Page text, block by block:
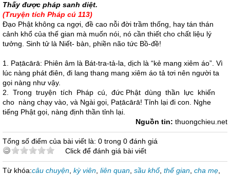
Thấy được pháp sanh diệt.
(Truyện tích Pháp cú 113)
Đạo Phật không ca ngợi, đề cao nỗi đời trầm thống, hay tán thán
cảnh khổ của thế gian mà muốn nói, nó cần thiết cho chất liệu lý
tưởng. Sinh tử là Niết- bàn, phiền não tức Bồ-đề!
1. Paṭācārā: Phiên âm là Bát-tra-tả-la, dịch là “kẻ mang xiêm áo”. Vì
lúc nàng phát điên, đi lang thang mang xiêm áo tả tơi nên người ta
gọi nàng như vậy.
2. Trong truyện tích Pháp cú, đức Phật dùng thần lực khiến
cho nàng chạy vào, và Ngài gọi, Paṭācārā! Tỉnh lại đi con. Nghe
tiếng Phật gọi, nàng định thần tỉnh lại.
Nguồn tin: thuongchieu.net
Tổng số điểm của bài viết là: 0 trong 0 đánh giá
Click để đánh giá bài viết
Từ khóa:câu chuyện kỳ viên liên quan sầu khổ, thế gian cha mẹ